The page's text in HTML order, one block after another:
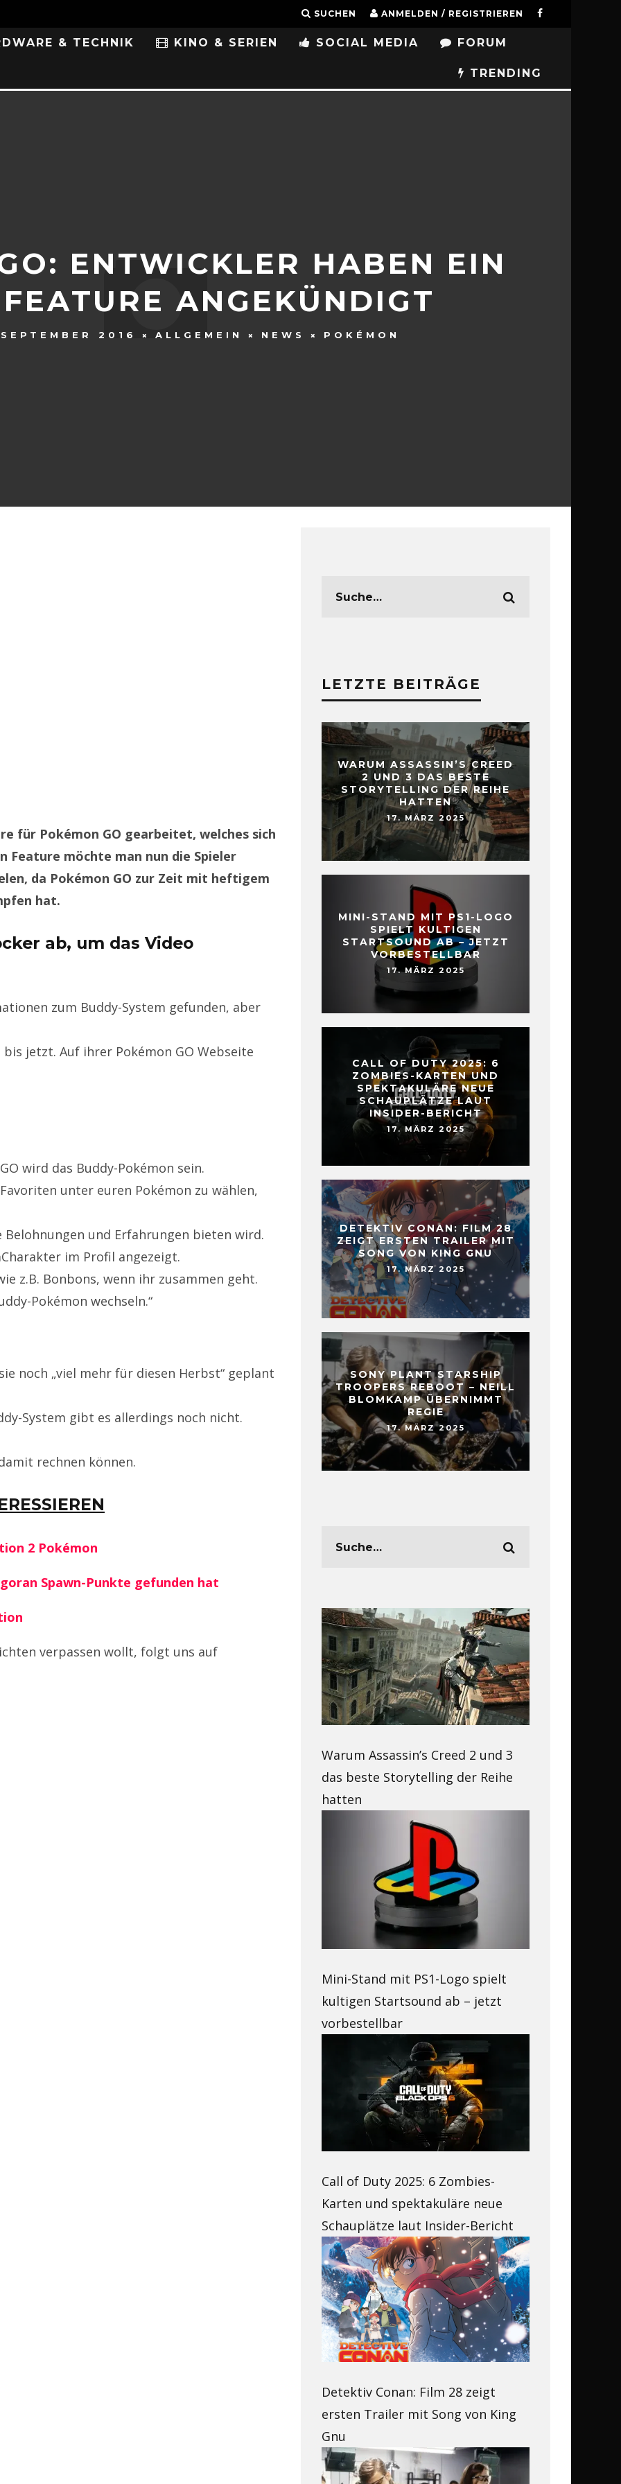
SUCHEN ANMELDEN / REGISTRIEREN
& TECHNIK KINO & SERIEN SOCIAL MEDIA FORUM
TRENDING
ENTWICKLER HABEN EIN
ANGEKÜNDIGT
2016 ALLGEMEIN NEWS POKÉMON
für Pokémon GO gearbeitet, welches sich
Feature möchte man nun die Spieler
da Pokémon GO zur Zeit mit heftigem
hat.
ab, um das Video
zum Buddy-System gefunden, aber
jetzt. Auf ihrer Pokémon GO Webseite
wird das Buddy-Pokémon sein.
unter euren Pokémon zu wählen,
und Erfahrungen bieten wird.
im Profil angezeigt.
z.B. Bonbons, wenn ihr zusammen geht.
Pokémon wechseln.“
noch „viel mehr für diesen Herbst“ geplant
System gibt es allerdings noch nicht.
rechnen können.
2 Pokémon
Spawn-Punkte gefunden hat
verpassen wollt, folgt uns auf
LETZTE BEITRÄGE
WARUM ASSASSIN’S CREED
2 UND 3 DAS BESTE
STORYTELLING DER REIHE
HATTEN
17. MÄRZ 2025
MINI-STAND MIT PS1-LOGO
SPIELT KULTIGEN
STARTSOUND AB – JETZT
VORBESTELLBAR
17. MÄRZ 2025
CALL OF DUTY 2025: 6
ZOMBIES-KARTEN UND
SPEKTAKULÄRE NEUE
SCHAUPLÄTZE LAUT
INSIDER-BERICHT
17. MÄRZ 2025
DETEKTIV CONAN: FILM 28
ZEIGT ERSTEN TRAILER MIT
SONG VON KING GNU
17. MÄRZ 2025
SONY PLANT STARSHIP
TROOPERS REBOOT – NEILL
BLOMKAMP ÜBERNIMMT
REGIE
17. MÄRZ 2025
Warum Assassin’s Creed 2 und 3
das beste Storytelling der Reihe
hatten
Mini-Stand mit PS1-Logo spielt
kultigen Startsound ab – jetzt
vorbestellbar
Call of Duty 2025: 6 Zombies-
Karten und spektakuläre neue
Schauplätze laut Insider-Bericht
Detektiv Conan: Film 28 zeigt
ersten Trailer mit Song von King
Gnu